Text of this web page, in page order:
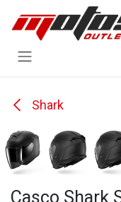
Shark
Casco Shark